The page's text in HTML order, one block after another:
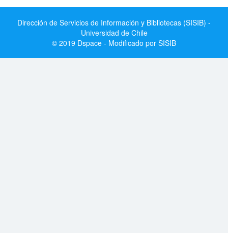
Dirección de Servicios de Información y Bibliotecas (SISIB) -
Universidad de Chile
© 2019 Dspace - Modificado por SISIB